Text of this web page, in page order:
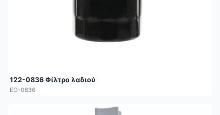
122-0836 Φίλτρο λαδιού
EO-0836